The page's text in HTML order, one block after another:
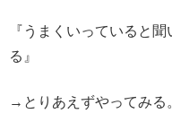
『うまくいっていると
る』
→とりあえずやってみる